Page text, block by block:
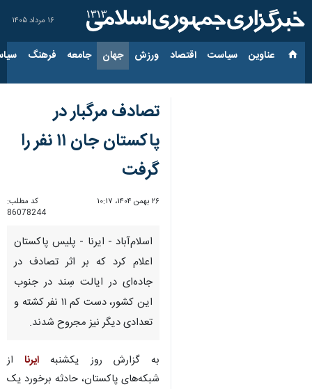
۱۶ مرداد ۱۴۰۵
عناوین‌ سیاست اقتصاد ورزش جهان جامعه فرهنگ
تصادف مرگبار در
پاکستان جان ۱۱ نفر را
گرفت
۲۶ بهمن ۱۴۰۴، ۱۰:۱۷
کد مطلب:
86078244
اسلام‌آباد - ایرنا - پلیس پاکستان
اعلام کرد که بر اثر تصادف در
جاده‌ای در ایالت سِند در جنوب
این کشور، دست‌ کم ۱۱ نفر کشته و
تعدادی دیگر نیز مجروح شدند.
به گزارش روز یکشنبهایرنا
از
شبکه‌های پاکستان، حادثه برخورد یک